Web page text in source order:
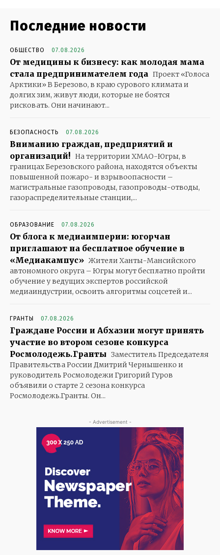
Последние новости
ОБЩЕСТВО 07.08.2026
От медицины к бизнесу: как молодая мама
стала предпринимателем года Проект «Голоса
Арктики» В Березово, в краю сурового климата и
долгих зим, живут люди, которые не боятся
рисковать. Они начинают...
БЕЗОПАСНОСТЬ 07.08.2026
Вниманию граждан, предприятий и
организаций! На территории ХМАО-Югры, в
границах Березовского района, находятся объекты
повышенной пожаро- и взрывоопасности –
магистральные газопроводы, газопроводы-отводы,
газораспределительные станции,...
ОБРАЗОВАНИЕ 07.08.2026
От блога к медиаимперии: югорчан
приглашают на бесплатное обучение в
«Медиакампус» Жители Ханты-Мансийского
автономного округа – Югры могут бесплатно пройти
обучение у ведущих экспертов российской
медиаиндустрии, освоить алгоритмы соцсетей и...
ГРАНТЫ 07.08.2026
Граждане России и Абхазии могут принять
участие во втором сезоне конкурса
Росмолодежь.Гранты Заместитель Председателя
Правительства России Дмитрий Чернышенко и
руководитель Росмолодежи Григорий Гуров
объявили о старте 2 сезона конкурса
Росмолодежь.Гранты. Он...
- Advertisement -